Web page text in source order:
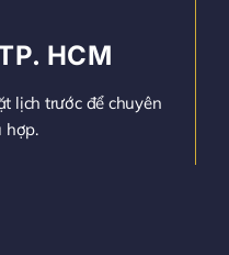
HCM
lịch trước để chuyên
hợp.